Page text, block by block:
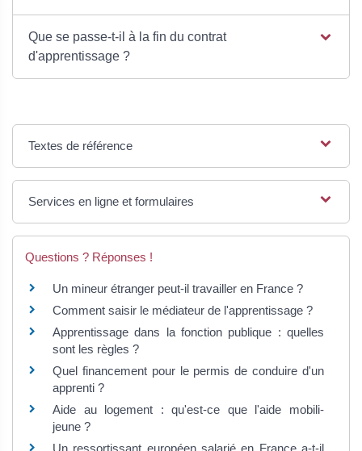
Que se passe-t-il à la fin du contrat
d'apprentissage ?
Textes de référence
Services en ligne et formulaires
Questions ? Réponses !
Un mineur étranger peut-il travailler en France ?
Comment saisir le médiateur de l'apprentissage ?
Apprentissage dans la fonction publique : quelles
sont les règles ?
Quel financement pour le permis de conduire d'un
apprenti ?
Aide au logement : qu'est-ce que l'aide mobili-
jeune ?
Un ressortissant européen salarié en France a-t-il